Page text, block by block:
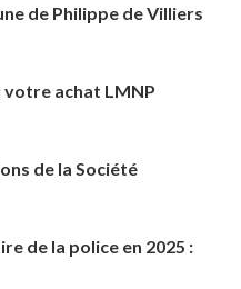
de Philippe de Villiers
achat LMNP
de la Société
de la police en 2025 :